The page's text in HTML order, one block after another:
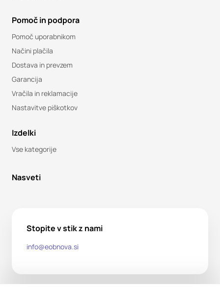
Pomoč in podpora
Pomoč uporabnikom
Načini plačila
Dostava in prevzem
Garancija
Vračila in reklamacije
Nastavitve piškotkov
Izdelki
Vse kategorije
Nasveti
Stopite v stik z nami
info@eobnova.si